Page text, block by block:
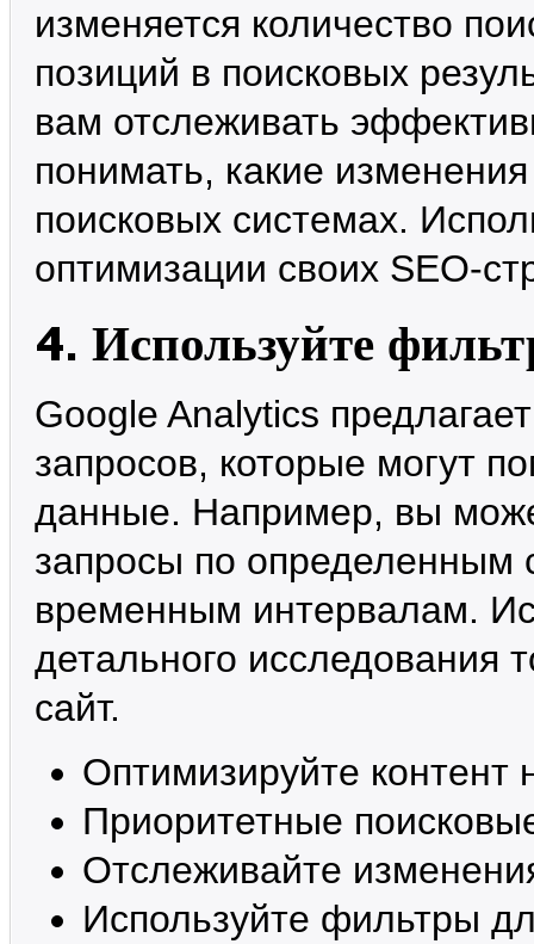
изменяется количество
позиций в поисковых
вам отслеживать
понимать, какие
поисковых системах.
оптимизации своих SEO-
4. Используйте
Google Analytics
запросов, которые могут
данные. Например, вы
запросы по определенным
временным интервалам.
детального исследования
сайт.
Оптимизируйте контент
Приоритетные
Отслеживайте
Используйте фильтры